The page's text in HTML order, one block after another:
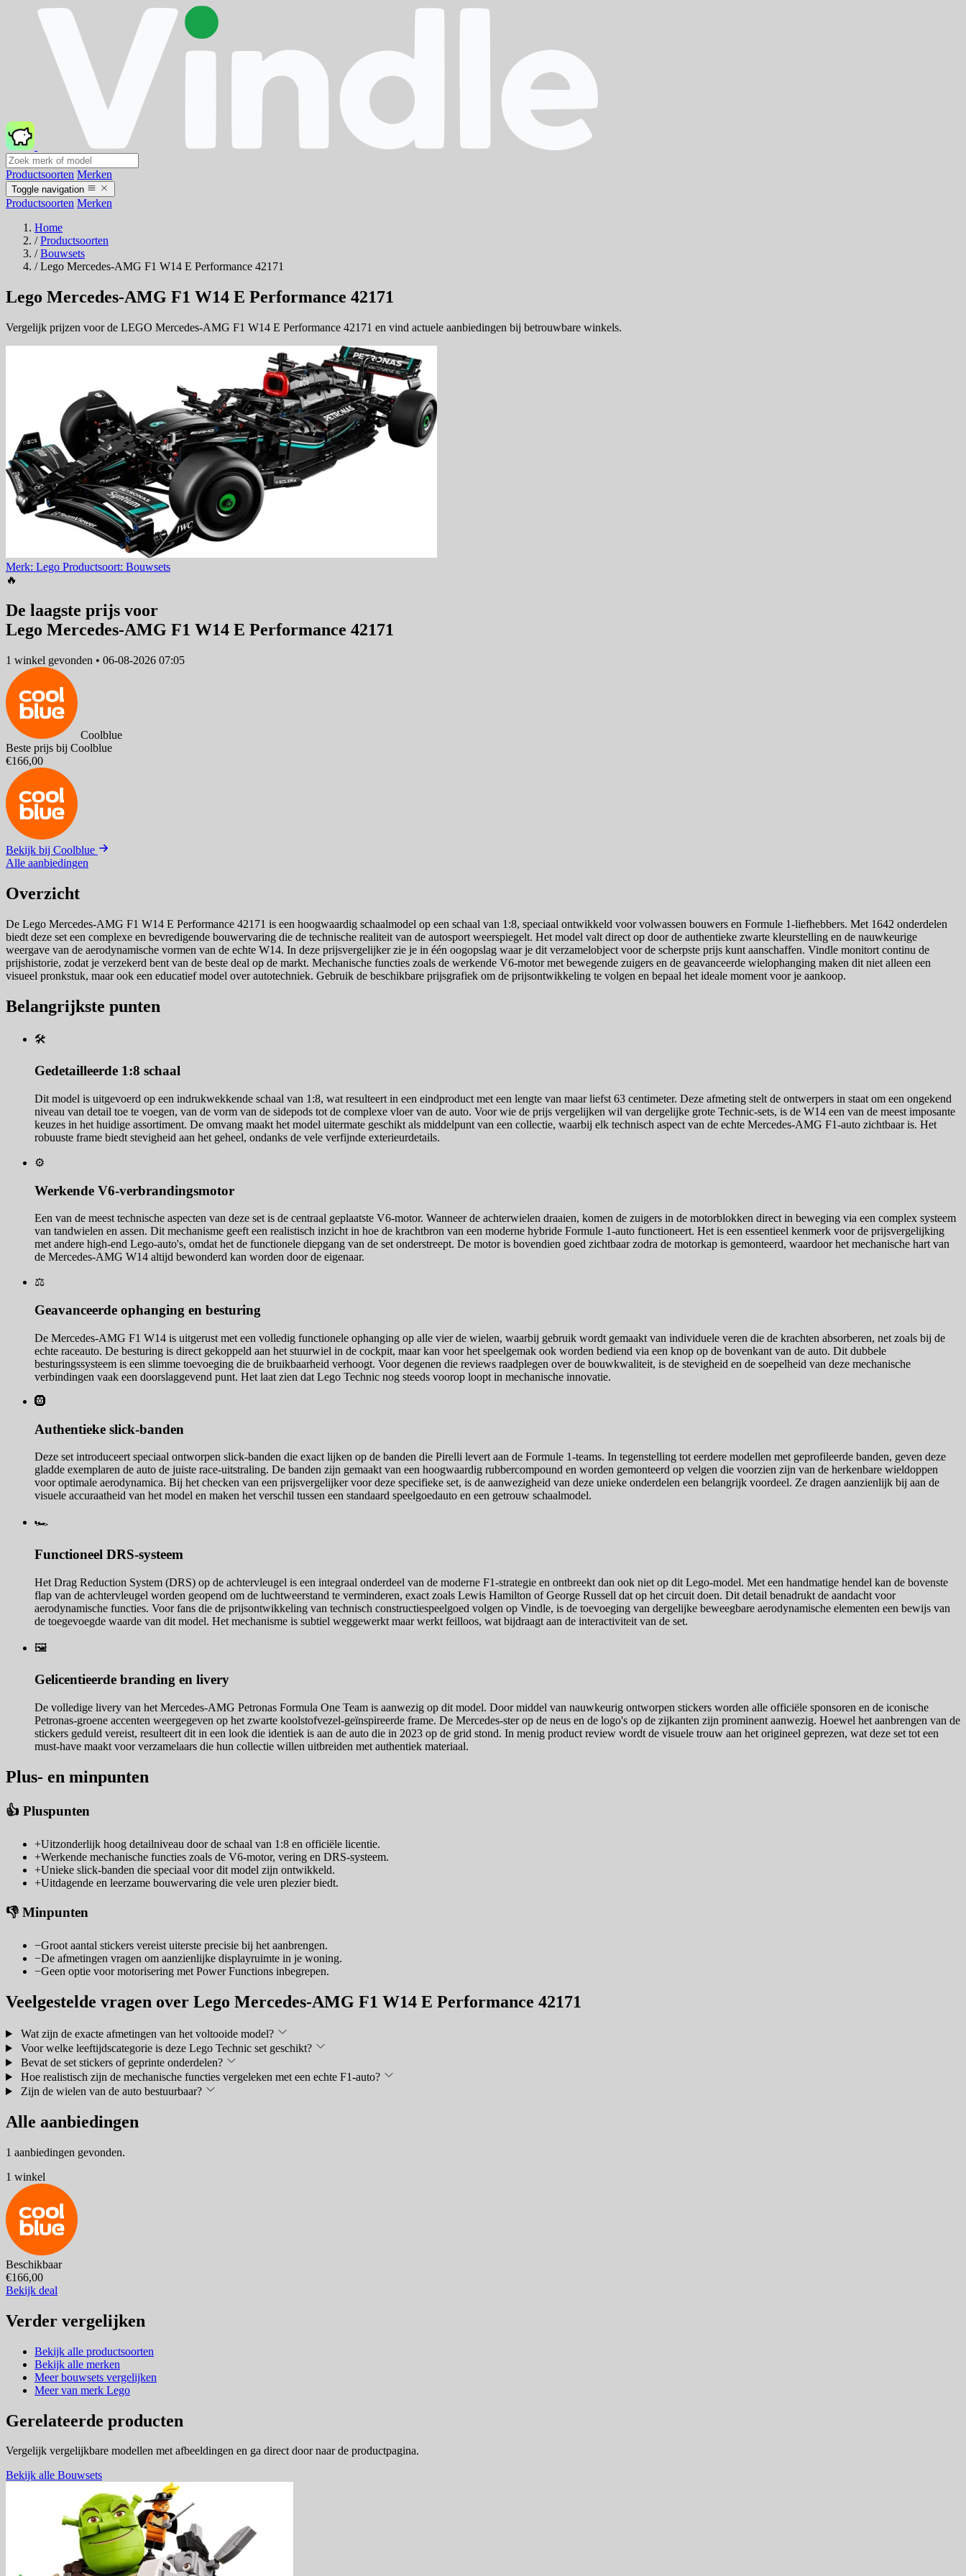
Productsoorten Merken
Toggle navigation
Productsoorten Merken
Home
/ Productsoorten
/ Bouwsets
/ Lego Mercedes-AMG F1 W14 E Performance 42171
Lego Mercedes-AMG F1 W14 E Performance 42171
Vergelijk prijzen voor de LEGO Mercedes-AMG F1 W14 E Performance 42171 en vind actuele aanbiedingen bij betrouwbare winkels.
Merk: Lego Productsoort: Bouwsets
🔥
De laagste prijs voor
Lego Mercedes-AMG F1 W14 E Performance 42171
1 winkel gevonden • 06-08-2026 07:05
Coolblue
Beste prijs bij Coolblue
€166,00
Bekijk bij Coolblue
Alle aanbiedingen
Overzicht
De Lego Mercedes-AMG F1 W14 E Performance 42171 is een hoogwaardig schaalmodel op een schaal van 1:8, speciaal ontwikkeld voor volwassen bouwers en Formule 1-liefhebbers. Met 1642 onderdelen
biedt deze set een complexe en bevredigende bouwervaring die de technische realiteit van de autosport weerspiegelt. Het model valt direct op door de authentieke zwarte kleurstelling en de nauwkeurige
weergave van de aerodynamische vormen van de echte W14. In deze prijsvergelijker zie je in één oogopslag waar je dit verzamelobject voor de scherpste prijs kunt aanschaffen. Vindle monitort continu de
prijshistorie, zodat je verzekerd bent van de beste deal op de markt. Mechanische functies zoals de werkende V6-motor met bewegende zuigers en de geavanceerde wielophanging maken dit niet alleen een
visueel pronkstuk, maar ook een educatief model over autotechniek. Gebruik de beschikbare prijsgrafiek om de prijsontwikkeling te volgen en bepaal het ideale moment voor je aankoop.
Belangrijkste punten
🛠️
Gedetailleerde 1:8 schaal
Dit model is uitgevoerd op een indrukwekkende schaal van 1:8, wat resulteert in een eindproduct met een lengte van maar liefst 63 centimeter. Deze afmeting stelt de ontwerpers in staat om een ongekend
niveau van detail toe te voegen, van de vorm van de sidepods tot de complexe vloer van de auto. Voor wie de prijs vergelijken wil van dergelijke grote Technic-sets, is de W14 een van de meest imposante
keuzes in het huidige assortiment. De omvang maakt het model uitermate geschikt als middelpunt van een collectie, waarbij elk technisch aspect van de echte Mercedes-AMG F1-auto zichtbaar is. Het
robuuste frame biedt stevigheid aan het geheel, ondanks de vele verfijnde exterieurdetails.
⚙️
Werkende V6-verbrandingsmotor
Een van de meest technische aspecten van deze set is de centraal geplaatste V6-motor. Wanneer de achterwielen draaien, komen de zuigers in de motorblokken direct in beweging via een complex systeem
van tandwielen en assen. Dit mechanisme geeft een realistisch inzicht in hoe de krachtbron van een moderne hybride Formule 1-auto functioneert. Het is een essentieel kenmerk voor de prijsvergelijking
met andere high-end Lego-auto's, omdat het de functionele diepgang van de set onderstreept. De motor is bovendien goed zichtbaar zodra de motorkap is gemonteerd, waardoor het mechanische hart van
de Mercedes-AMG W14 altijd bewonderd kan worden door de eigenaar.
⚖️
Geavanceerde ophanging en besturing
De Mercedes-AMG F1 W14 is uitgerust met een volledig functionele ophanging op alle vier de wielen, waarbij gebruik wordt gemaakt van individuele veren die de krachten absorberen, net zoals bij de
echte raceauto. De besturing is direct gekoppeld aan het stuurwiel in de cockpit, maar kan voor het speelgemak ook worden bediend via een knop op de bovenkant van de auto. Dit dubbele
besturingssysteem is een slimme toevoeging die de bruikbaarheid verhoogt. Voor degenen die reviews raadplegen over de bouwkwaliteit, is de stevigheid en de soepelheid van deze mechanische
verbindingen vaak een doorslaggevend punt. Het laat zien dat Lego Technic nog steeds voorop loopt in mechanische innovatie.
🛞
Authentieke slick-banden
Deze set introduceert speciaal ontworpen slick-banden die exact lijken op de banden die Pirelli levert aan de Formule 1-teams. In tegenstelling tot eerdere modellen met geprofileerde banden, geven deze
gladde exemplaren de auto de juiste race-uitstraling. De banden zijn gemaakt van een hoogwaardig rubbercompound en worden gemonteerd op velgen die voorzien zijn van de herkenbare wieldoppen
voor optimale aerodynamica. Bij het checken van een prijsvergelijker voor deze specifieke set, is de aanwezigheid van deze unieke onderdelen een belangrijk voordeel. Ze dragen aanzienlijk bij aan de
visuele accuraatheid van het model en maken het verschil tussen een standaard speelgoedauto en een getrouw schaalmodel.
🏎️
Functioneel DRS-systeem
Het Drag Reduction System (DRS) op de achtervleugel is een integraal onderdeel van de moderne F1-strategie en ontbreekt dan ook niet op dit Lego-model. Met een handmatige hendel kan de bovenste
flap van de achtervleugel worden geopend om de luchtweerstand te verminderen, exact zoals Lewis Hamilton of George Russell dat op het circuit doen. Dit detail benadrukt de aandacht voor
aerodynamische functies. Voor fans die de prijsontwikkeling van technisch constructiespeelgoed volgen op Vindle, is de toevoeging van dergelijke beweegbare aerodynamische elementen een bewijs van
de toegevoegde waarde van dit model. Het mechanisme is subtiel weggewerkt maar werkt feilloos, wat bijdraagt aan de interactiviteit van de set.
🖼️
Gelicentieerde branding en livery
De volledige livery van het Mercedes-AMG Petronas Formula One Team is aanwezig op dit model. Door middel van nauwkeurig ontworpen stickers worden alle officiële sponsoren en de iconische
Petronas-groene accenten weergegeven op het zwarte koolstofvezel-geïnspireerde frame. De Mercedes-ster op de neus en de logo's op de zijkanten zijn prominent aanwezig. Hoewel het aanbrengen van de
stickers geduld vereist, resulteert dit in een look die identiek is aan de auto die in 2023 op de grid stond. In menig product review wordt de visuele trouw aan het origineel geprezen, wat deze set tot een
must-have maakt voor verzamelaars die hun collectie willen uitbreiden met authentiek materiaal.
Plus- en minpunten
👍 Pluspunten
+Uitzonderlijk hoog detailniveau door de schaal van 1:8 en officiële licentie.
+Werkende mechanische functies zoals de V6-motor, vering en DRS-systeem.
+Unieke slick-banden die speciaal voor dit model zijn ontwikkeld.
+Uitdagende en leerzame bouwervaring die vele uren plezier biedt.
👎 Minpunten
−Groot aantal stickers vereist uiterste precisie bij het aanbrengen.
−De afmetingen vragen om aanzienlijke displayruimte in je woning.
−Geen optie voor motorisering met Power Functions inbegrepen.
Veelgestelde vragen over Lego Mercedes-AMG F1 W14 E Performance 42171
Wat zijn de exacte afmetingen van het voltooide model?
Voor welke leeftijdscategorie is deze Lego Technic set geschikt?
Bevat de set stickers of geprinte onderdelen?
Hoe realistisch zijn de mechanische functies vergeleken met een echte F1-auto?
Zijn de wielen van de auto bestuurbaar?
Alle aanbiedingen
1 aanbiedingen gevonden.
1 winkel
Beschikbaar
€166,00
Bekijk deal
Verder vergelijken
Bekijk alle productsoorten
Bekijk alle merken
Meer bouwsets vergelijken
Meer van merk Lego
Gerelateerde producten
Vergelijk vergelijkbare modellen met afbeeldingen en ga direct door naar de productpagina.
Bekijk alle Bouwsets